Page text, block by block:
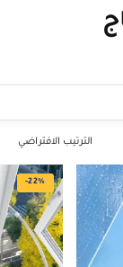
-22%